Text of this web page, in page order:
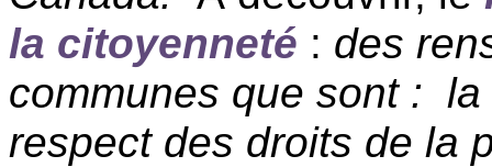
la citoyenneté : des
communes que sont : la
respect des droits de la